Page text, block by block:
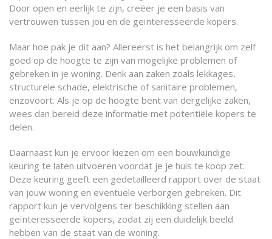
Door open en eerlijk te zijn, creëer je een basis van
vertrouwen tussen jou en de geïnteresseerde kopers.
Maar hoe pak je dit aan? Allereerst is het belangrijk om zelf
goed op de hoogte te zijn van mogelijke problemen of
gebreken in je woning. Denk aan zaken zoals lekkages,
structurele schade, elektrische of sanitaire problemen,
enzovoort. Als je op de hoogte bent van dergelijke zaken,
wees dan bereid deze informatie met potentiële kopers te
delen.
Daarnaast kun je ervoor kiezen om een bouwkundige
keuring te laten uitvoeren voordat je je huis te koop zet.
Deze keuring geeft een gedetailleerd rapport over de staat
van jouw woning en eventuele verborgen gebreken. Dit
rapport kun je vervolgens ter beschikking stellen aan
geïnteresseerde kopers, zodat zij een duidelijk beeld
hebben van de staat van de woning.